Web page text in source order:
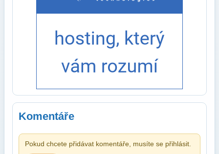
Komentáře
Pokud chcete přidávat komentáře, musíte se přihlásit.